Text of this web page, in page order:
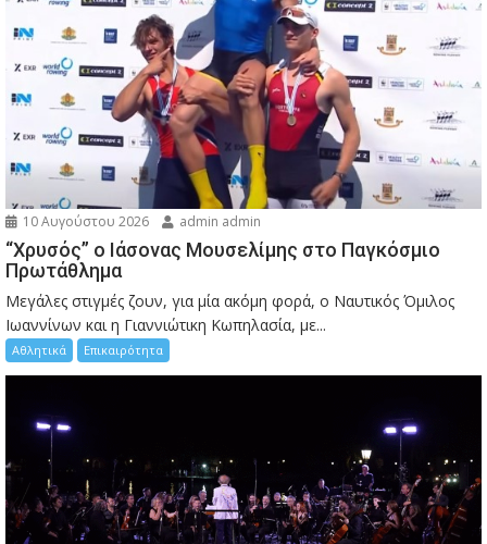
10 Αυγούστου 2026 admin admin
“Χρυσός” ο Ιάσονας Μουσελίμης στο Παγκόσμιο
Πρωτάθλημα
Μεγάλες στιγμές ζουν, για μία ακόμη φορά, ο Ναυτικός Όμιλος
Ιωαννίνων και η Γιαννιώτικη Κωπηλασία, με...
Αθλητικά Επικαιρότητα